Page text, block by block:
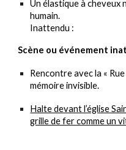
Un élastique à cheveux
humain.
Inattendu :
Scène ou événement
Rencontre avec la «
mémoire invisible.
Halte devant l’église
grille de fer comme un